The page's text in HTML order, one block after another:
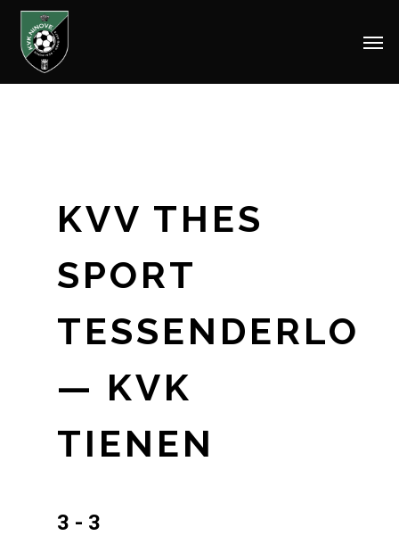
Skip
KVV THES
SPORT
TESSENDERLO
— KVK
TIENEN
3 - 3